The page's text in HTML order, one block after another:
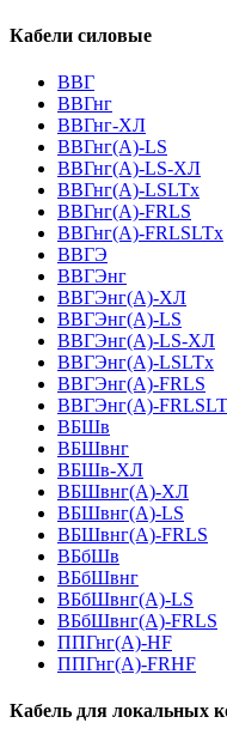
Кабели силовые
ВВГ
ВВГнг
ВВГнг-ХЛ
ВВГнг(А)-LS
ВВГнг(А)-LS-ХЛ
ВВГнг(А)-LSLTx
ВВГнг(А)-FRLS
ВВГнг(А)-FRLSLTx
ВВГЭ
ВВГЭнг
ВВГЭнг(A)-ХЛ
ВВГЭнг(А)-LS
ВВГЭнг(А)-LS-ХЛ
ВВГЭнг(А)-LSLTx
ВВГЭнг(А)-FRLS
ВВГЭнг(А)-
ВБШв
ВБШвнг
ВБШв-ХЛ
ВБШвнг(A)-ХЛ
ВБШвнг(A)-LS
ВБШвнг(A)-FRLS
ВБбШв
ВБбШвнг
ВБбШвнг(A)-LS
ВБбШвнг(A)-FRLS
ППГнг(А)-HF
ППГнг(А)-FRHF
Кабель для локальных